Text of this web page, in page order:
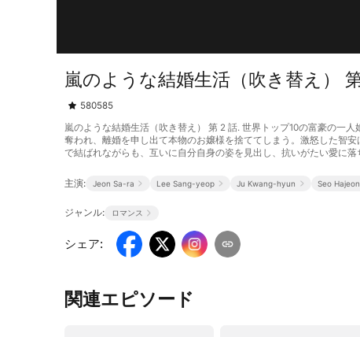
嵐のような結婚生活（吹き替え）
580585
嵐のような結婚生活（吹き替え） 第 2 話. 世界トップ10の富豪の一
奪われ、離婚を申し出て本物のお嬢様を捨ててしまう。激怒した智
で結ばれながらも、互いに自分自身の姿を見出し、抗いがたい愛に落
主演: Jeon Sa-ra Lee Sang-yeop Ju Kwang-hyun Seo
ジャンル: ロマンス
シェア:
関連エピソード